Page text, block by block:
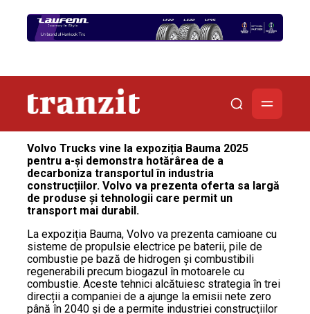
Volvo Trucks vine la expoziția Bauma 2025
pentru a-și demonstra hotărârea de a
decarboniza transportul în industria
construcțiilor. Volvo va prezenta oferta sa largă
de produse și tehnologii care permit un
transport mai durabil.
La expoziția Bauma, Volvo va prezenta camioane cu
sisteme de propulsie electrice pe baterii, pile de
combustie pe bază de hidrogen și combustibili
regenerabili precum biogazul în motoarele cu
combustie. Aceste tehnici alcătuiesc strategia în trei
direcții a companiei de a ajunge la emisii nete zero
până în 2040 și de a permite industriei construcțiilor